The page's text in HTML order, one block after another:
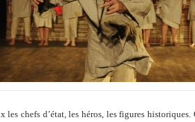
les chefs d’état, les héros, les figures historiques.